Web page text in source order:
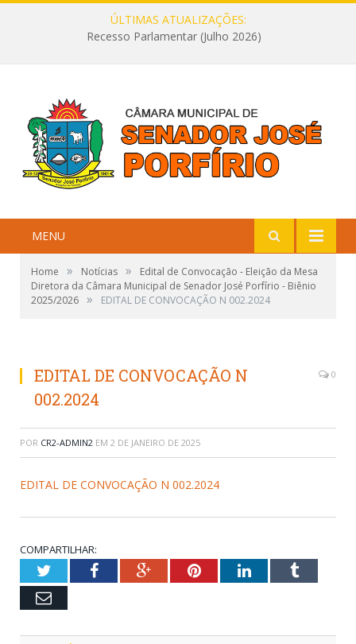
ÚLTIMAS ATUALIZAÇÕES:
Recesso Parlamentar (Julho 2026)
MENU
Home » Notícias »
Edital de Convocação - Eleição da Mesa
Diretora da Câmara Municipal de Senador José Porfírio - Biênio
2025/2026 » EDITAL DE CONVOCAÇÃO N 002.2024
EDITAL DE CONVOCAÇÃO N
002.2024
0
POR CR2-ADMIN2 EM 2 DE JANEIRO DE 2025
EDITAL DE CONVOCAÇÃO N 002.2024
COMPARTILHAR:
TwitterFacebookGoogle+PinterestLinkedInTumblr
Email